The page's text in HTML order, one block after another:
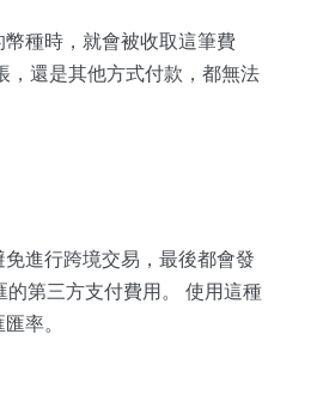
幣種時，就會被收取這筆費
，還是其他方式付款，都無法
進行跨境交易，最後都會發
第三方支付費用。 使用這種
率。